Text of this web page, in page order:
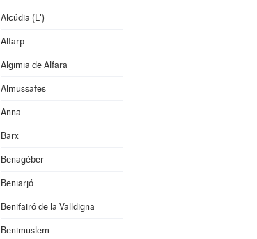
Alcúdia (L')
Alfarp
Algimia de Alfara
Almussafes
Anna
Barx
Benagéber
Beniarjó
Benifairó de la Valldigna
Benimuslem